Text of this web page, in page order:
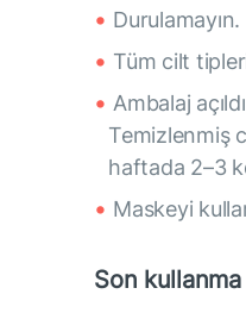
Durulamayın.
Tüm cilt
Ambalaj
Temizlenmiş
haftada 2–3
Maskeyi
Son